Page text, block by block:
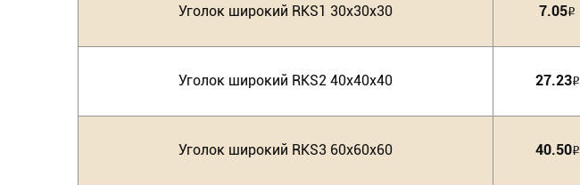
Уголок широкий RKS1 30х30х30 7.05Р
Уголок широкий RKS2 40х40х40 27.23Р
Уголок широкий RKS3 60х60х60 40.50Р